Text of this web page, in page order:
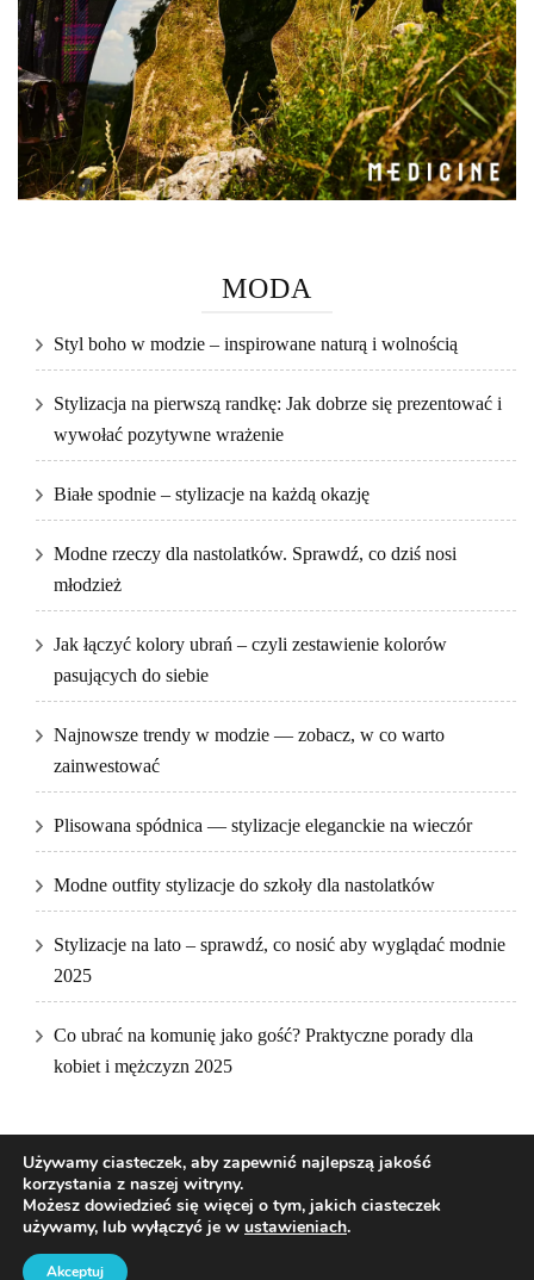
MODA
Styl boho w modzie – inspirowane naturą i wolnością
Stylizacja na pierwszą randkę: Jak dobrze się prezentować i
wywołać pozytywne wrażenie
Białe spodnie – stylizacje na każdą okazję
Modne rzeczy dla nastolatków. Sprawdź, co dziś nosi
młodzież
Jak łączyć kolory ubrań – czyli zestawienie kolorów
pasujących do siebie
Najnowsze trendy w modzie — zobacz, w co warto
zainwestować
Plisowana spódnica — stylizacje eleganckie na wieczór
Modne outfity stylizacje do szkoły dla nastolatków
Stylizacje na lato – sprawdź, co nosić aby wyglądać modnie
2025
Co ubrać na komunię jako gość? Praktyczne porady dla
kobiet i mężczyzn 2025
Blossom Themes
Używamy ciasteczek, aby zapewnić najlepszą jakość
korzystania z naszej witryny.
Możesz dowiedzieć się więcej o tym, jakich ciasteczek
używamy, lub wyłączyć je w ustawieniach.
Akceptuj